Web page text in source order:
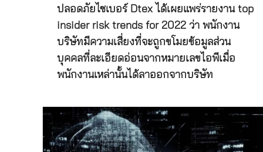
ปลอดภัยไซเบอร์ Dtex ได้เผยแพร่รายงาน top
insider risk trends for 2022 ว่า พนักงาน
บริษัทมีความเสี่ยงที่จะถูกขโมยข้อมูลส่วน
บุคคลที่ละเอียดอ่อนจากหมายเลขไอพีเมื่อ
พนักงานเหล่านั้นได้ลาออกจากบริษัท